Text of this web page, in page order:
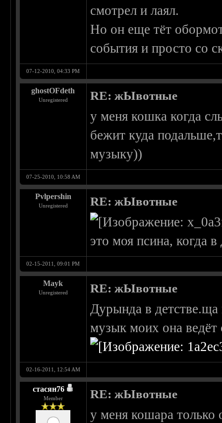
смотрел и лаял.
Но он еще тёт
события и просто со
07-12-2010, 04:33 PM
ghostOFdeth
Unregistered RE: жЫвотные
у меня кошка когда
бежит куда
музыку))
07-25-2010, 10:58 AM
Pvlpershin
Unregistered RE: жЫвотные
это моя псина, когда
02-15-2011, 09:01 PM
Mayk
Unregistered RE: жЫвотные
Дурында в детстве.ща
музык моих она ведёт
02-16-2011, 12:54 AM
стасян76
Member RE: жЫвотные
у меня кошара только